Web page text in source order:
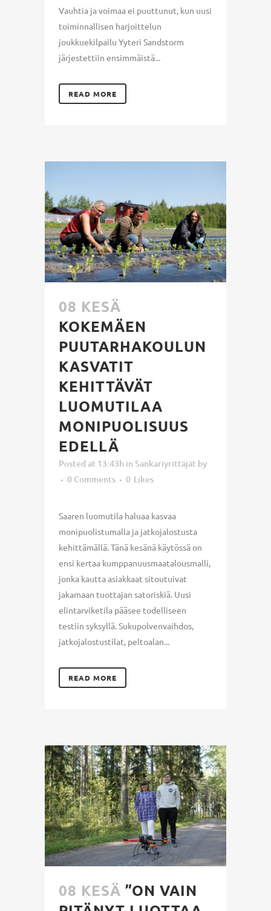
Vauhtia ja voimaa ei puuttunut, kun uusi
toiminnallisen harjoittelun
joukkuekilpailu Yyteri Sandstorm
järjestettiin ensimmäistä...
READ MORE
08 KESÄ
KOKEMÄEN
PUUTARHAKOULUN
KASVATIT
KEHITTÄVÄT
LUOMUTILAA
MONIPUOLISUUS
EDELLÄ
Posted at 13:43h in Sankariyrittäjät by
0 Comments
0 Likes
Saaren luomutila haluaa kasvaa
monipuolistumalla ja jatkojalostusta
kehittämällä. Tänä kesänä käytössä on
ensi kertaa kumppanuusmaatalousmalli,
jonka kautta asiakkaat sitoutuivat
jakamaan tuottajan satoriskiä. Uusi
elintarviketila pääsee todelliseen
testiin syksyllä. Sukupolvenvaihdos,
jatkojalostustilat, peltoalan...
READ MORE
08 KESÄ ”ON VAIN